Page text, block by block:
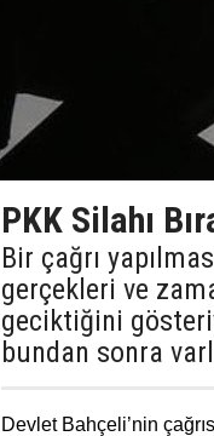
PKK Silahı
Bir çağrı
gerçekleri ve
geciktiğini
bundan sonra
Devlet Bahçeli’nin